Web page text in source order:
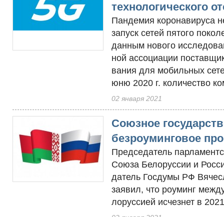
технологического
Пан­де­мия ко­рона­виру­са
за­пуск се­тей пя­того
дан­ным но­вого
ной ас­со­циа­ции
вания для мо­биль­ных
юню 2020 г. ко­личес­тво
02 января 2021
Союзное
безроуминговое
Пред­се­датель
Сою­за Бе­лорус­сии и
датель Гос­ду­мы РФ
зая­вил, что роу­минг
лорус­сией ис­чезнет в